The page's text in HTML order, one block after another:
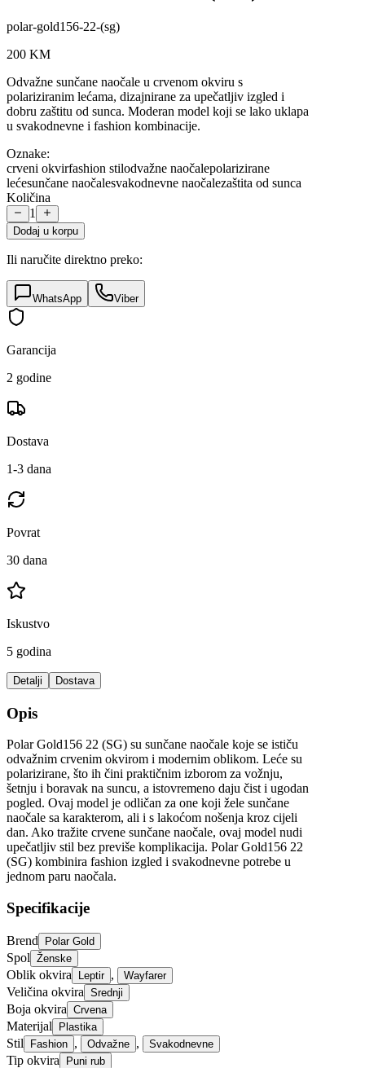
polar-gold156-22-(sg)
200 KM
Odvažne sunčane naočale u crvenom okviru s
polariziranim lećama, dizajnirane za upečatljiv izgled i
dobru zaštitu od sunca. Moderan model koji se lako uklapa
u svakodnevne i fashion kombinacije.
Oznake:
crveni okvirfashion stilodvažne naočalepolarizirane
lećesunčane naočalesvakodnevne naočalezaštita od sunca
Količina
1
Dodaj u korpu
Ili naručite direktno preko:
WhatsApp Viber
Garancija
2 godine
Dostava
1-3 dana
Povrat
30 dana
Iskustvo
5 godina
Detalji Dostava
Opis
Polar Gold156 22 (SG) su sunčane naočale koje se ističu
odvažnim crvenim okvirom i modernim oblikom. Leće su
polarizirane, što ih čini praktičnim izborom za vožnju,
šetnju i boravak na suncu, a istovremeno daju čist i ugodan
pogled. Ovaj model je odličan za one koji žele sunčane
naočale sa karakterom, ali i s lakoćom nošenja kroz cijeli
dan. Ako tražite crvene sunčane naočale, ovaj model nudi
upečatljiv stil bez previše komplikacija. Polar Gold156 22
(SG) kombinira fashion izgled i svakodnevne potrebe u
jednom paru naočala.
Specifikacije
Brend Polar Gold
Spol Ženske
Oblik okvira Leptir , Wayfarer
Veličina okvira Srednji
Boja okvira Crvena
Materijal Plastika
Stil Fashion , Odvažne , Svakodnevne
Tip okvira Puni rub